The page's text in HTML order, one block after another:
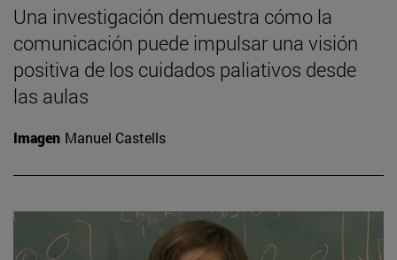
Una investigación demuestra cómo la
comunicación puede impulsar una visión
positiva de los cuidados paliativos desde
las aulas
Imagen Manuel Castells